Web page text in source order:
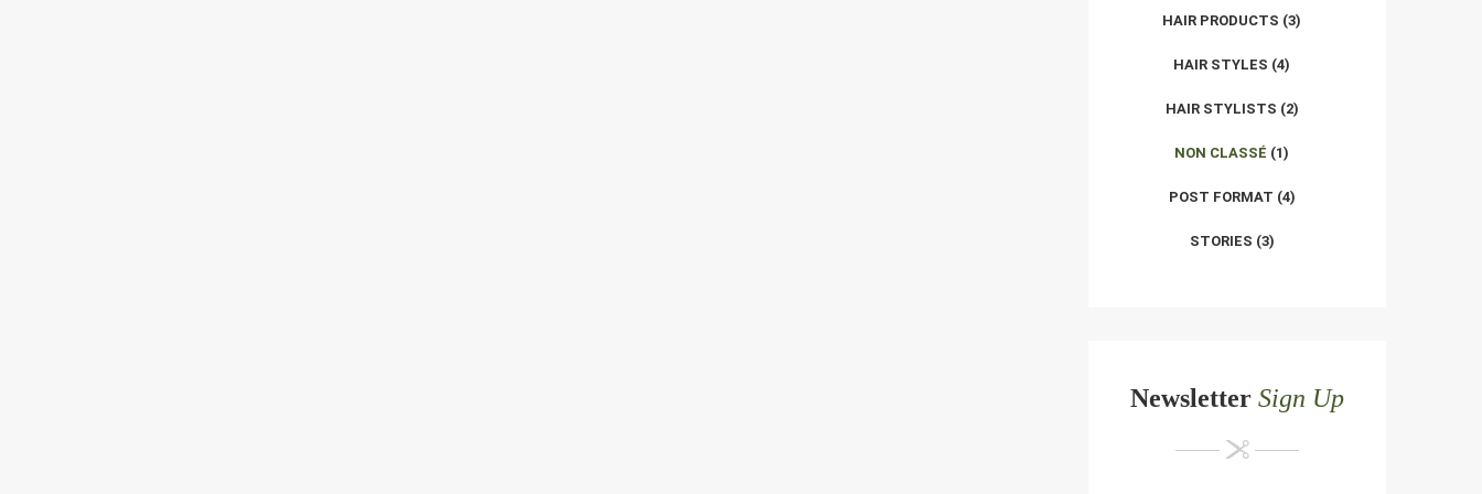
HAIR PRODUCTS (3)
HAIR STYLES (4)
HAIR STYLISTS (2)
NON CLASSÉ (1)
POST FORMAT (4)
STORIES (3)
Newsletter Sign Up